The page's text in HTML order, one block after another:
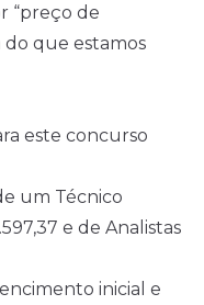
“preço de
que estamos
este concurso
um Técnico
e de Analistas
inicial e